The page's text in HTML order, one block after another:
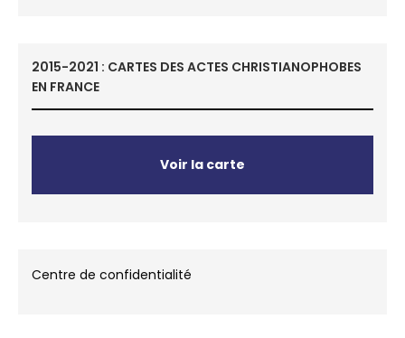
2015-2021 : CARTES DES ACTES CHRISTIANOPHOBES
EN FRANCE
Voir la carte
Centre de confidentialité